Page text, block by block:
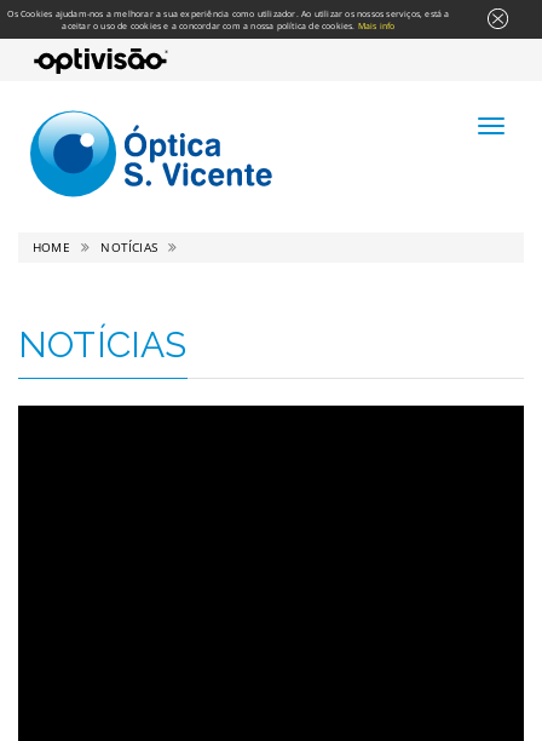
Os Cookies ajudam-nos a melhorar a sua experiência como utilizador. Ao utilizar os nossos serviços, está a
aceitar o uso de cookies e a concordar com a nossa política de cookies. Mais info
HOME NOTÍCIAS
NOTÍCIAS